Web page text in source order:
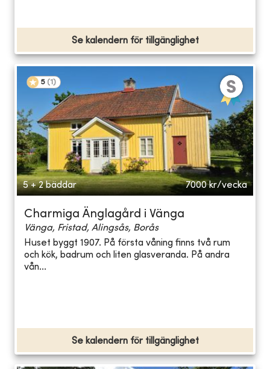
Se kalendern för tillgänglighet
5 (1 )
5 + 2 bäddar 7000 kr/vecka
Charmiga Änglagård i Vänga
Vänga, Fristad, Alingsås, Borås
Huset byggt 1907. På första våning finns två rum
och kök, badrum och liten glasveranda. På andra
vån...
Se kalendern för tillgänglighet